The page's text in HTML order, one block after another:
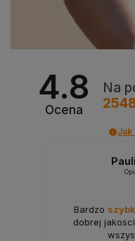
4.8
Ocena
Na
Jak
Bardzo
dobrej